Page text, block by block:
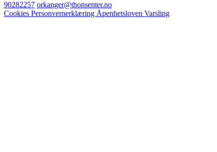
90282257 orkanger@thonsenter.no
Cookies Personvernerklæring Åpenhetsloven Varsling